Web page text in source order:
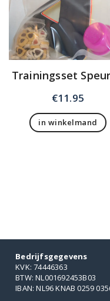
Trainingsset
€11.95
in winkelmand
Bedrijfsgegevens
KVK: 74446363
BTW: NL001692453B03
IBAN: NL96 KNAB 0259